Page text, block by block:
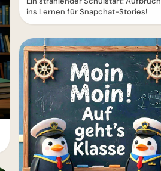
ins Lernen für Snapchat-Stories!